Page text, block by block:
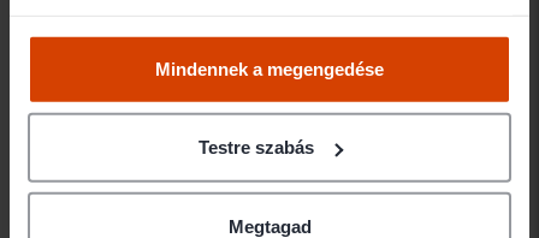
Mindennek a megengedése
Testre szabás
Megtagad
/ Büntető jog
Ahmadné dr Labanics
Éva
Ahmadné dr Labanics Éva egyéni
ügyvéd